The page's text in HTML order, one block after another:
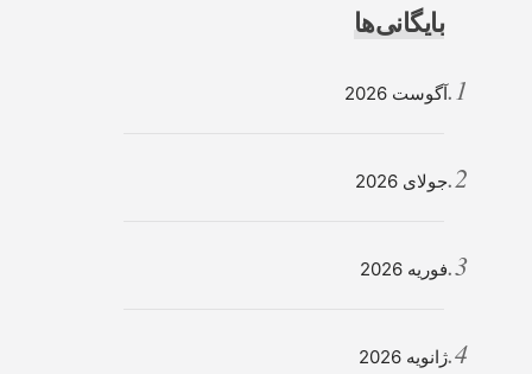
بایگانی‌ها
آگوست 2026
جولای 2026
فوریه 2026
ژانویه 2026